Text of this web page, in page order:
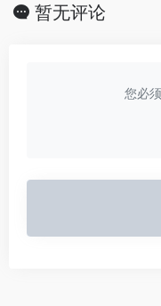
暂无评论
您必